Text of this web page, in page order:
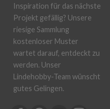
Inspiration für das nächste
Projekt gefällig? Unsere
riesige Sammlung
kostenloser Muster
wartet darauf, entdeckt zu
werden. Unser
Lindehobby-Team wünscht
gutes Gelingen.